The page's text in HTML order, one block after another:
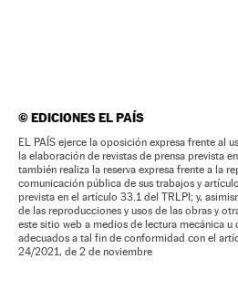
©EDICIONES EL PAÍS
EL PAÍS ejerce la oposición expresa frente al
la elaboración de revistas de prensa prevista
también realiza la reserva expresa frente a la
comunicación pública de sus trabajos y
prevista en el artículo 33.1 del TRLPI; y,
de las reproducciones y usos de las obras y
este sitio web a medios de lectura mecánica u
adecuados a tal fin de conformidad con el
24/2021, de 2 de noviembre